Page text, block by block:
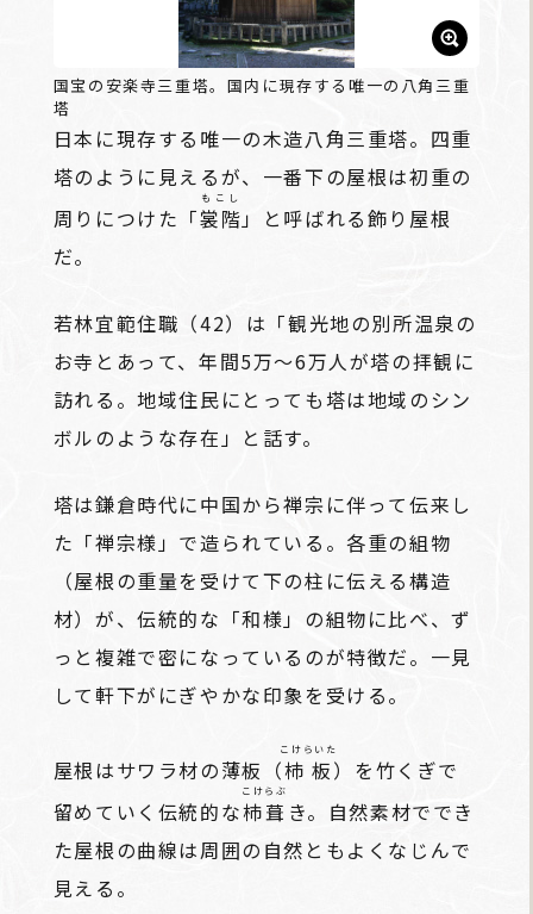
国宝の安楽寺三重塔。国内に現存する唯一の八角三重
塔
日本に現存する唯一の木造八角三重塔。四重
塔のように見えるが、一番下の屋根は初重の
周りにつけた「裳階
もこし
」と呼ばれる飾り屋根
だ。
若林宜範住職（42）は「観光地の別所温泉の
お寺とあって、年間5万～6万人が塔の拝観に
訪れる。地域住民にとっても塔は地域のシン
ボルのような存在」と話す。
塔は鎌倉時代に中国から禅宗に伴って伝来し
た「禅宗様」で造られている。各重の組物
（屋根の重量を受けて下の柱に伝える構造
材）が、伝統的な「和様」の組物に比べ、ず
っと複雑で密になっているのが特徴だ。一見
して軒下がにぎやかな印象を受ける。
屋根はサワラ材の薄板（杮板
こけらいた
）を竹くぎで
留めていく伝統的な杮葺
こけらぶ
き。自然素材ででき
た屋根の曲線は周囲の自然ともよくなじんで
見える。